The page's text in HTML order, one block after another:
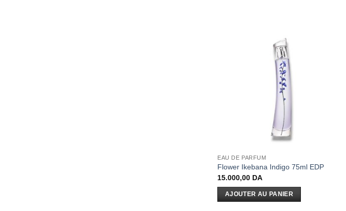
EAU DE PARFUM
Flower Ikebana Indigo 75ml EDP
15.000,00 DA
AJOUTER AU PANIER